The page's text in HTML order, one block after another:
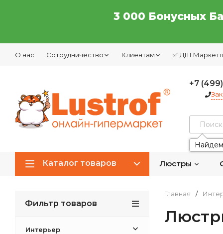
3 000 Бонусных
О нас Сотрудничество Клиентам ✅ ДШ
+7
Каталог товаров Люстры
Фильтр товаров
Интерьер
Главная /